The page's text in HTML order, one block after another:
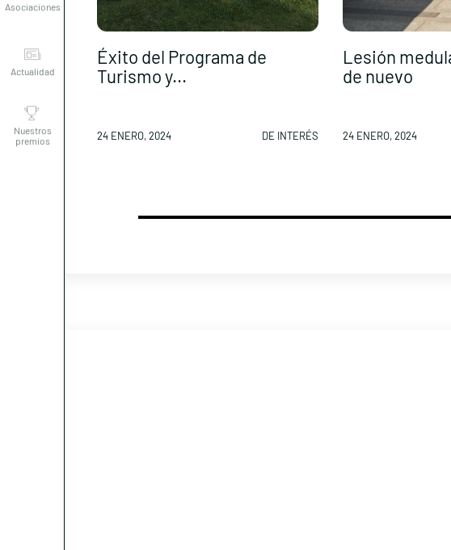
Actualidad
Nuestros
premios
Éxito del Programa de
Turismo y...
24 ENERO, 2024 DE INTERÉS
Lesión
de nuevo
24 ENERO, 2024